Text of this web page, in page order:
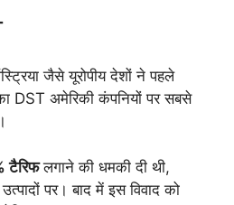
जैसे यूरोपीय देशों ने पहले
DST अमेरिकी कंपनियों पर सबसे
टैरिफलगाने की धमकी दी थी,
पर। बाद में इस विवाद को